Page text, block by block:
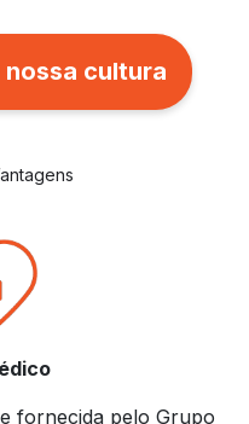
nossa cultura
fornecida pelo Grupo